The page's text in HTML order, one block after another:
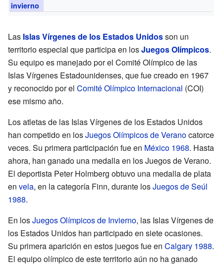
invierno
Las Islas Vírgenes de los Estados Unidosson un
territorio especial que participa en losJuegos Olímpicos.
Su equipo es manejado por el Comité Olímpico de las
Islas Vírgenes Estadounidenses, que fue creado en 1967
y reconocido por el Comité Olímpico Internacional (COI)
ese mismo año.
Los atletas de las Islas Vírgenes de los Estados Unidos
han competido en losJuegos Olímpicos de Veranocatorce
veces. Su primera participación fue en México 1968. Hasta
ahora, han ganado una medalla en los Juegos de Verano.
El deportista Peter Holmberg obtuvo una medalla de plata
en vela, en la categoría Finn, durante losJuegos de Seúl
1988.
En losJuegos Olímpicos de Invierno, las Islas Vírgenes de
los Estados Unidos han participado en siete ocasiones.
Su primera aparición en estos juegos fue en Calgary 1988.
El equipo olímpico de este territorio aún no ha ganado